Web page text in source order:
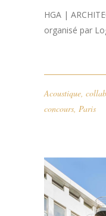
HGA |
organisé par
Acoustique
concours Paris